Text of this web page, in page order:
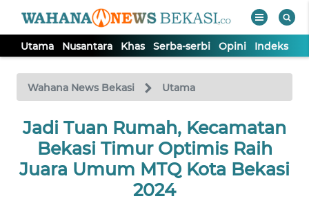
Utama Nusantara Khas Serba-serbi Opini Indeks
Wahana News Bekasi Utama
Jadi Tuan Rumah, Kecamatan
Bekasi Timur Optimis Raih
Juara Umum MTQ Kota Bekasi
2024
TV
Tutup
UTAMA
NUSANTARA